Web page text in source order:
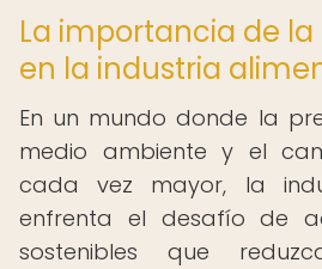
La importancia de
en la industria
En un mundo donde la
medio ambiente y el
cada vez mayor, la
enfrenta el desafío de
sostenibles que